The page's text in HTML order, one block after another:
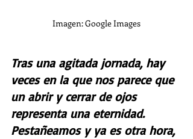
Imagen: Google Images
Tras una agitada jornada, hay
veces en la que nos parece que
un abrir y cerrar de ojos
representa una eternidad.
Pestañeamos y ya es otra hora,